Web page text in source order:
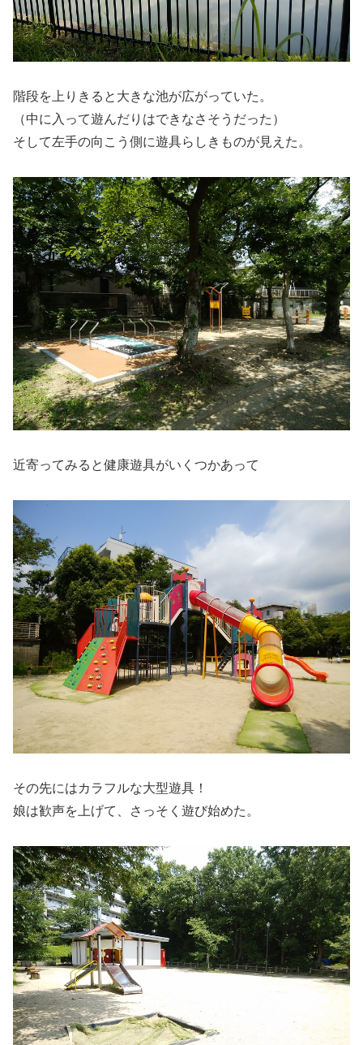
階段を上りきると大きな池が広がっていた。
（中に入って遊んだりはできなさそうだった）
そして左手の向こう側に遊具らしきものが見えた。
近寄ってみると健康遊具がいくつかあって
その先にはカラフルな大型遊具！
娘は歓声を上げて、さっそく遊び始めた。